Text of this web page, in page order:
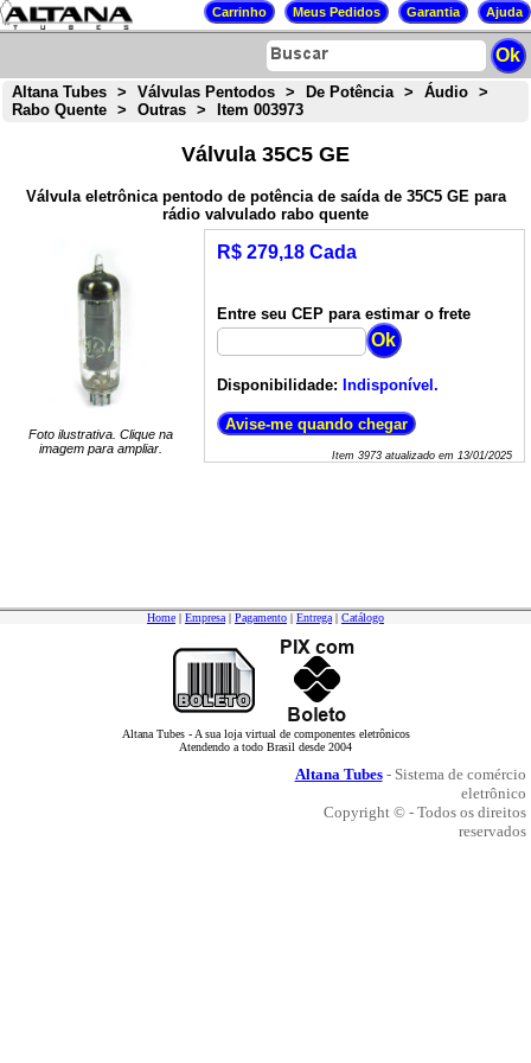
Altana Tubes > Válvulas Pentodos > De Potência > Áudio
>
Rabo Quente
> Outras > Item 003973
Válvula 35C5 GE
Válvula eletrônica pentodo de potência de saída de 35C5 GE para
rádio valvulado rabo quente
Foto ilustrativa. Clique na
imagem para ampliar.
R$ 279,18 Cada
Entre seu CEP para estimar o frete
Disponibilidade: Indisponível.
Item 3973atualizado em 13/01/2025
Home | Empresa | Pagamento | Entrega | Catálogo
Altana Tubes - A sua loja virtual de componentes eletrônicos
Atendendo a todo Brasil desde 2004
Altana Tubes- Sistema de comércio
eletrônico
Copyright © - Todos os direitos
reservados